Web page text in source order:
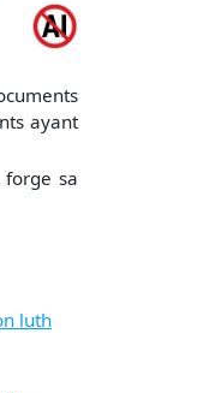
ayant
sa
luth